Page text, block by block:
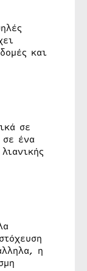
και
σε
ένα
η